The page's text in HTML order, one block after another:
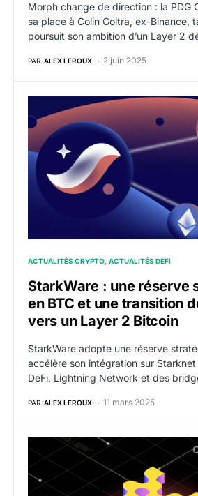
Morph change de direction : la PDG
sa place à Colin Goltra, ex-Binance,
poursuit son ambition d’un Layer 2
PAR ALEX LEROUX 2 juin 2025
StarkWare : une réserve
ACTUALITÉS CRYPTO ACTUALITÉS DEFI
StarkWare : une réserve
en BTC et une transition
vers un Layer 2 Bitcoin
StarkWare adopte une réserve
accélère son intégration sur
DeFi, Lightning Network et des
PAR ALEX LEROUX 11 mars 2025
2 fonds déposent des